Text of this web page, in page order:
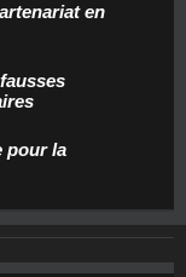
en
pour la